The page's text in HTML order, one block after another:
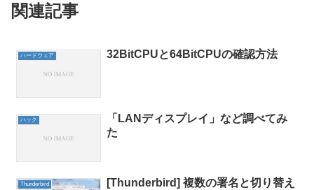
関連記事
ハードウェア 32BitCPUと64BitCPUの確認方法
ハック
「LANディスプレイ」など調べてみ
た
Thunderbird
[Thunderbird] 複数の署名と切り替え